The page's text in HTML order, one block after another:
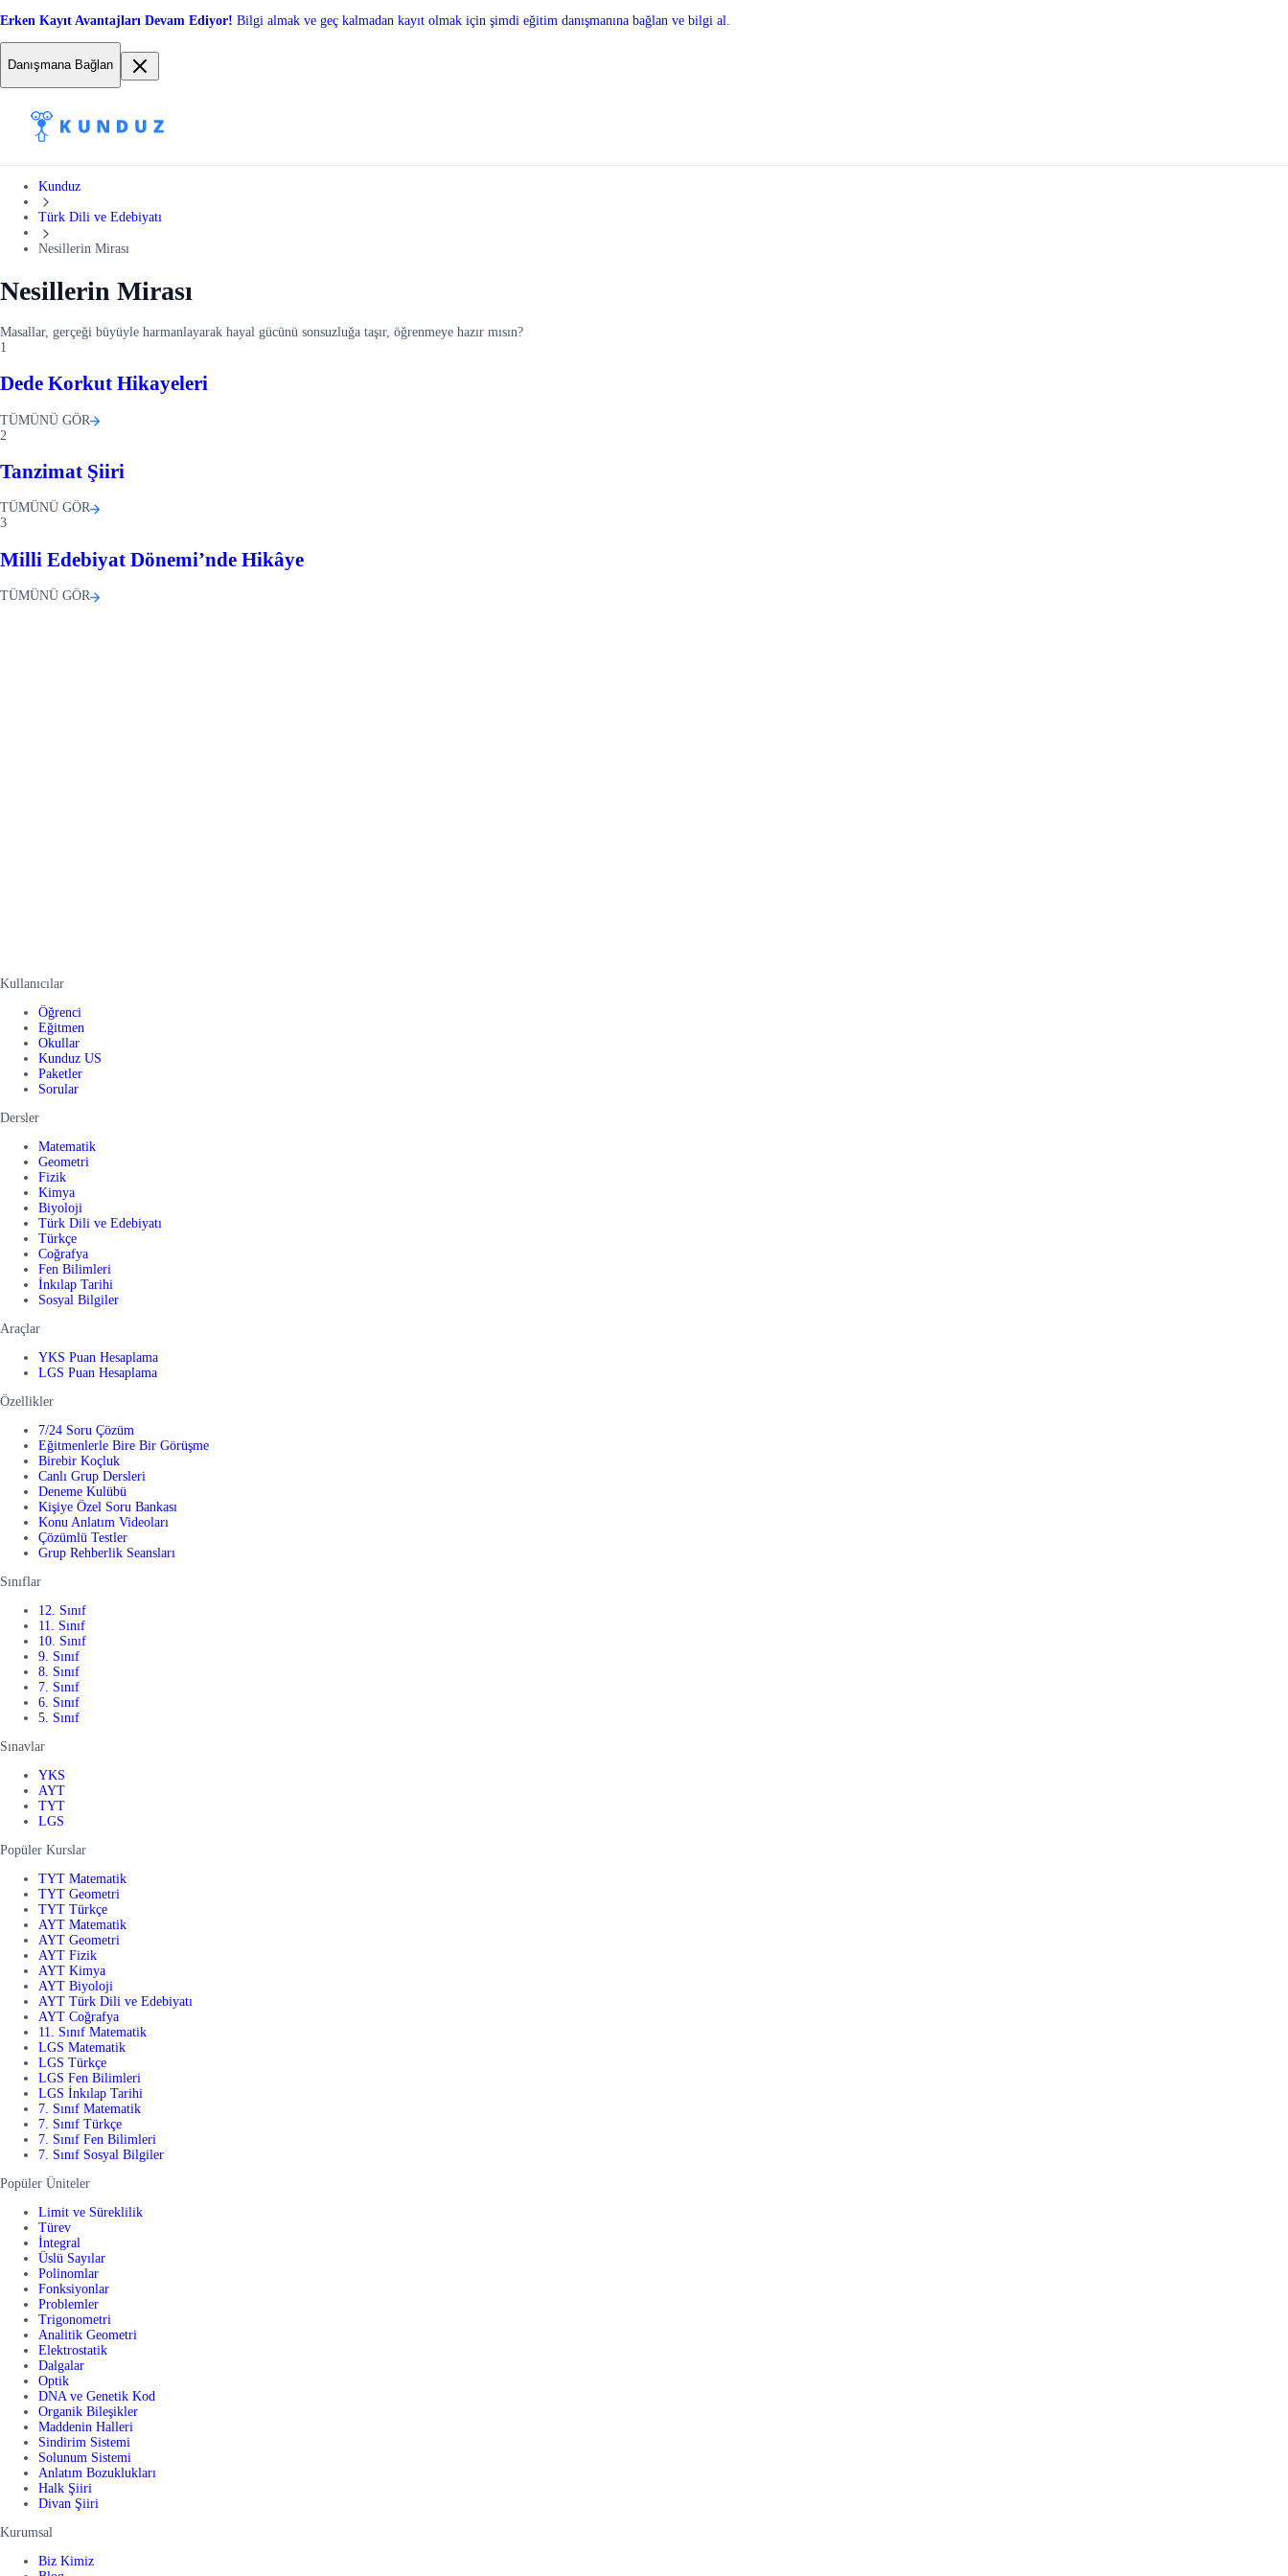
Erken Kayıt Avantajları Devam Ediyor! Bilgi almak ve geç kalmadan kayıt olmak için şimdi eğitim danışmanına bağlan ve bilgi al.
Danışmana Bağlan
Kunduz
Türk Dili ve Edebiyatı
Nesillerin Mirası
Nesillerin Mirası
Masallar, gerçeği büyüyle harmanlayarak hayal gücünü sonsuzluğa taşır, öğrenmeye hazır mısın?
1
Dede Korkut Hikayeleri
TÜMÜNÜ GÖR
2
Tanzimat Şiiri
TÜMÜNÜ GÖR
3
Milli Edebiyat Dönemi’nde Hikâye
TÜMÜNÜ GÖR
Kullanıcılar
Öğrenci
Eğitmen
Okullar
Kunduz US
Paketler
Sorular
Dersler
Matematik
Geometri
Fizik
Kimya
Biyoloji
Türk Dili ve Edebiyatı
Türkçe
Coğrafya
Fen Bilimleri
İnkılap Tarihi
Sosyal Bilgiler
Araçlar
YKS Puan Hesaplama
LGS Puan Hesaplama
Özellikler
7/24 Soru Çözüm
Eğitmenlerle Bire Bir Görüşme
Birebir Koçluk
Canlı Grup Dersleri
Deneme Kulübü
Kişiye Özel Soru Bankası
Konu Anlatım Videoları
Çözümlü Testler
Grup Rehberlik Seansları
Sınıflar
12. Sınıf
11. Sınıf
10. Sınıf
9. Sınıf
8. Sınıf
7. Sınıf
6. Sınıf
5. Sınıf
Sınavlar
YKS
AYT
TYT
LGS
Popüler Kurslar
TYT Matematik
TYT Geometri
TYT Türkçe
AYT Matematik
AYT Geometri
AYT Fizik
AYT Kimya
AYT Biyoloji
AYT Türk Dili ve Edebiyatı
AYT Coğrafya
11. Sınıf Matematik
LGS Matematik
LGS Türkçe
LGS Fen Bilimleri
LGS İnkılap Tarihi
7. Sınıf Matematik
7. Sınıf Türkçe
7. Sınıf Fen Bilimleri
7. Sınıf Sosyal Bilgiler
Popüler Üniteler
Limit ve Süreklilik
Türev
İntegral
Üslü Sayılar
Polinomlar
Fonksiyonlar
Problemler
Trigonometri
Analitik Geometri
Elektrostatik
Dalgalar
Optik
DNA ve Genetik Kod
Organik Bileşikler
Maddenin Halleri
Sindirim Sistemi
Solunum Sistemi
Anlatım Bozuklukları
Halk Şiiri
Divan Şiiri
Kurumsal
Biz Kimiz